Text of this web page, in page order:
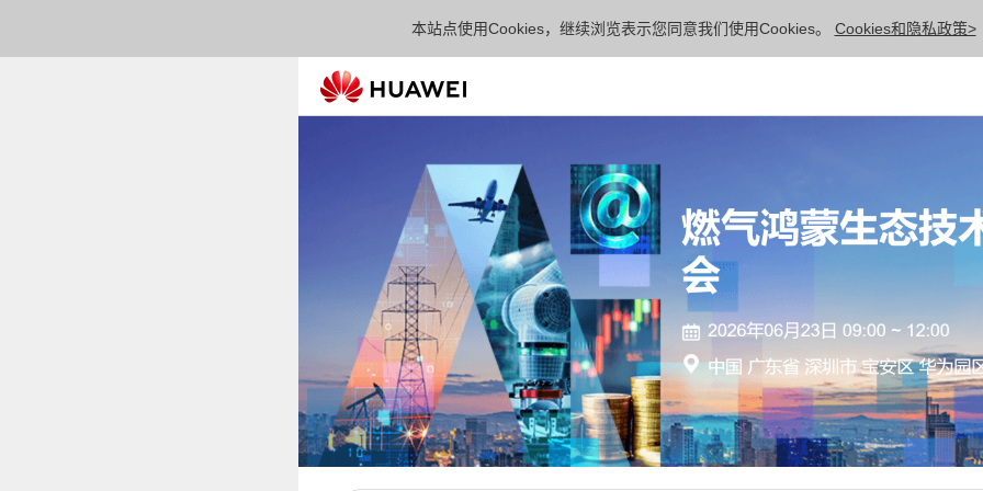
本站点使用Cookies，继续浏览表示您同意我们使用Cookies。 Cookies和隐私政策>